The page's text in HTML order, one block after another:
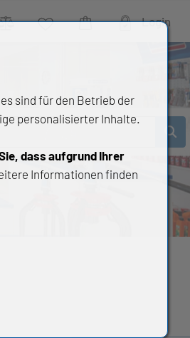
WunschlisteWarenkorb Login
sind für den Betrieb der
personalisierter Inhalte.
dass aufgrund Ihrer
Informationen finden